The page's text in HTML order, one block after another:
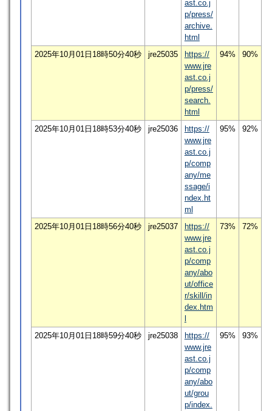
ast.co.j
p/press/
archive.
html
2025年10月01日18時50分40秒
jre25035
https://
www.jre
ast.co.j
p/press/
search.
html
94% 90%
2025年10月01日18時53分40秒 jre25036
https://
www.jre
ast.co.j
p/comp
any/me
ssage/i
ndex.ht
ml
95% 92%
2025年10月01日18時56分40秒 jre25037
https://
www.jre
ast.co.j
p/comp
any/abo
ut/office
r/skill/in
dex.htm
73% 72%
2025年10月01日18時59分40秒 jre25038
https://
www.jre
ast.co.j
p/comp
any/abo
ut/grou
p/index.
95% 93%